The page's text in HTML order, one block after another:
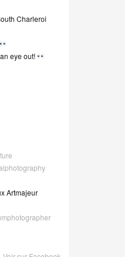
Charleroi
eye out!
Artmajeur